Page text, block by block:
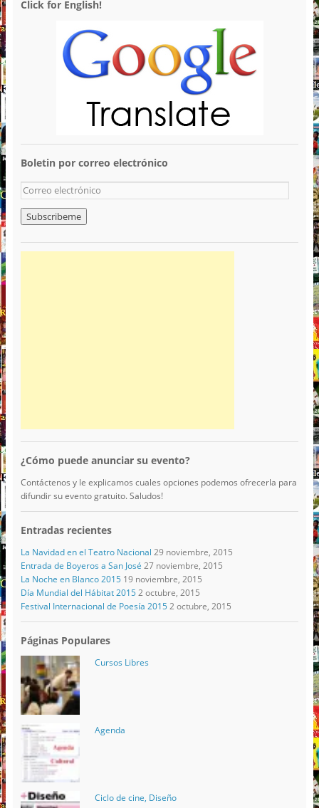
Click for English!
Boletin por correo electrónico
¿Cómo puede anunciar su evento?
Contáctenos y le explicamos cuales opciones podemos ofrecerla para
difundir su evento gratuito. Saludos!
Entradas recientes
La Navidad en el Teatro Nacional 29 noviembre, 2015
Entrada de Boyeros a San José 27 noviembre, 2015
La Noche en Blanco 2015 19 noviembre, 2015
Día Mundial del Hábitat 2015 2 octubre, 2015
Festival Internacional de Poesía 2015 2 octubre, 2015
Páginas Populares
Cursos Libres
Agenda
Ciclo de cine, Diseño